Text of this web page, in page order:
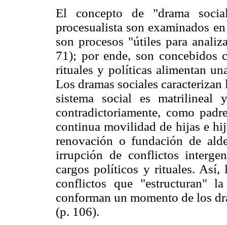
El concepto de "drama
procesualista son examinados
son procesos "útiles para
71); por ende, son concebidos
rituales y políticas alimentan
Los dramas sociales
sistema social es matrilineal
contradictoriamente, como
continua movilidad de hijas e
renovación o fundación de
irrupción de conflictos
cargos políticos y rituales. Así,
conflictos que "estructuran"
conforman un momento de los
(p. 106).